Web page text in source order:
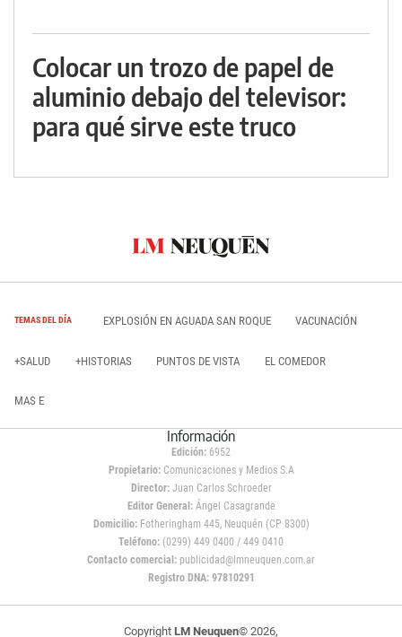
Colocar un trozo de papel de
aluminio debajo del televisor:
para qué sirve este truco
TEMAS DEL DÍA EXPLOSIÓN EN AGUADA SAN ROQUE VACUNACIÓN
+SALUD +HISTORIAS PUNTOS DE VISTA EL COMEDOR
MAS E
Información
Edición: 6952
Propietario:Comunicaciones y Medios S.A
Director: Juan Carlos Schroeder
Editor General:Ángel Casagrande
Domicilio:Fotheringham 445, Neuquén (CP 8300)
Teléfono: (0299) 449 0400 / 449 0410
Contacto comercial: publicidad@lmneuquen.com.ar
Registro DNA: 97810291
Copyright LM Neuquen© 2026,